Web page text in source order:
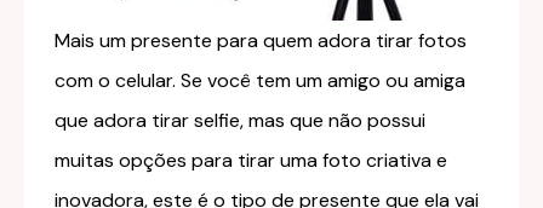
Mais um presente para quem adora tirar fotos
com o celular. Se você tem um amigo ou amiga
que adora tirar selfie, mas que não possui
muitas opções para tirar uma foto criativa e
inovadora, este é o tipo de presente que ela vai